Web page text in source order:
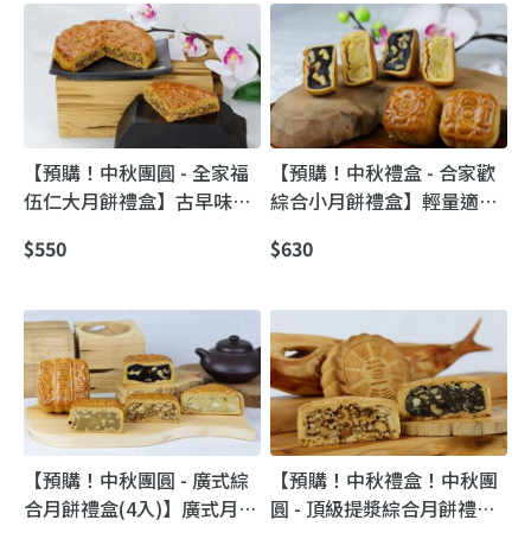
【預購！中秋團圓 - 全家福
伍仁大月餅禮盒】古早味喜
$550
【預購！中秋禮盒 - 合家歡
綜合小月餅禮盒】輕量適口
$630
【預購！中秋團圓 - 廣式綜
合月餅禮盒(4入)】廣式月餅
【預購！中秋禮盒！中秋團
圓 - 頂級提漿綜合月餅禮盒